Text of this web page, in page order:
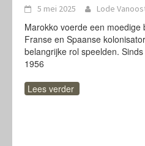
5 mei 2025 Lode
Marokko voerde een
Franse en Spaanse
belangrijke rol speelden.
1956
Lees verder